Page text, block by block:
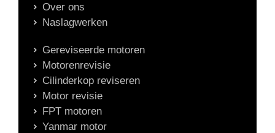
Over ons
Naslagwerken
Gereviseerde motoren
Motorenrevisie
Cilinderkop reviseren
Motor revisie
FPT motoren
Yanmar motor